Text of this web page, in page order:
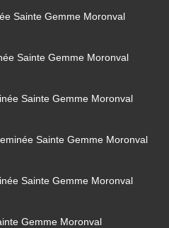
Sainte Gemme Moronval
Sainte Gemme Moronval
Sainte Gemme Moronval
Sainte Gemme Moronval
Sainte Gemme Moronval
Gemme Moronval